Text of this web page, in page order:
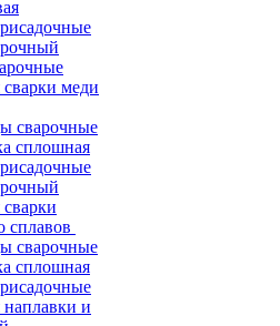
меди
сварочные
сплошная
сплавов
сварочные
сплошная
и